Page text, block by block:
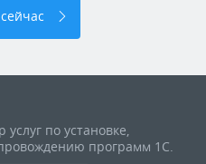
по установке,
программ 1С.